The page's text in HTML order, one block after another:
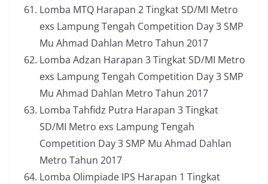
Lomba MTQ Harapan 2 Tingkat SD/MI Metro
exs Lampung Tengah Competition Day 3 SMP
Mu Ahmad Dahlan Metro Tahun 2017
Lomba Adzan Harapan 3 Tingkat SD/MI Metro
exs Lampung Tengah Competition Day 3 SMP
Mu Ahmad Dahlan Metro Tahun 2017
Lomba Tahfidz Putra Harapan 3 Tingkat
SD/MI Metro exs Lampung Tengah
Competition Day 3 SMP Mu Ahmad Dahlan
Metro Tahun 2017
Lomba Olimpiade IPS Harapan 1 Tingkat